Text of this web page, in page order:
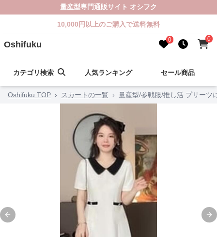
量産型専門通販サイト オシフク
10,000円以上のご購入で送料無料
Oshifuku 0 0
カテゴリ検索 人気ランキング セール商品
Oshifuku TOP › スカートの一覧 › 量産型/参戦服/推し活 プリー
Previous slide